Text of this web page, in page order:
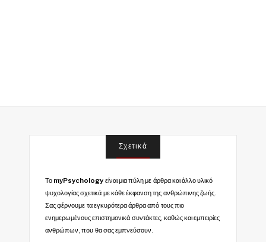
Σχετικά
Το myPsychology είναι μια πύλη με άρθρα και άλλο υλικό
ψυχολογίας σχετικά με κάθε έκφανση της ανθρώπινης ζωής.
Σας φέρνουμε τα εγκυρότερα άρθρα από τους πιο
ενημερωμένους επιστημονικά συντάκτες, καθώς και εμπειρίες
ανθρώπων, που θα σας εμπνεύσουν.